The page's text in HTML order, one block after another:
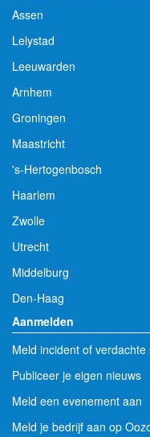
Assen
Lelystad
Leeuwarden
Arnhem
Groningen
Maastricht
's-Hertogenbosch
Haarlem
Zwolle
Utrecht
Middelburg
Den-Haag
Aanmelden
Meld incident of verdachte
Publiceer je eigen nieuws
Meld een evenement aan
Meld je bedrijf aan op